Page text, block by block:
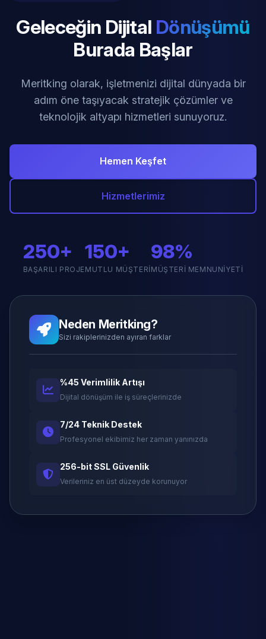
Geleceğin Dijital Dönüşümü
Burada Başlar
Meritking olarak, işletmenizi dijital dünyada bir
adım öne taşıyacak stratejik çözümler ve
teknolojik altyapı hizmetleri sunuyoruz.
Hemen Keşfet
Hizmetlerimiz
250+
BAŞARILI PROJE
150+
MUTLU MÜŞTERI
98%
MÜŞTERI MEMNUNIYETI
Neden Meritking?
Sizi rakiplerinizden ayıran farklar
%45 Verimlilik Artışı
Dijital dönüşüm ile iş süreçlerinizde
7/24 Teknik Destek
Profesyonel ekibimiz her zaman yanınızda
256-bit SSL Güvenlik
Verileriniz en üst düzeyde korunuyor